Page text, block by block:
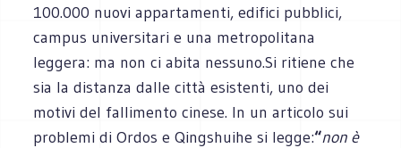
100.000 nuovi appartamenti, edifici pubblici,
campus universitari e una metropolitana
leggera: ma non ci abita nessuno.Si ritiene che
sia la distanza dalle città esistenti, uno dei
motivi del fallimento cinese. In un articolo sui
problemi di Ordos e Qingshuihe si legge:“non è